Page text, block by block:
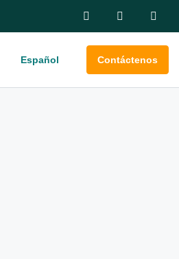
Español Contáctenos